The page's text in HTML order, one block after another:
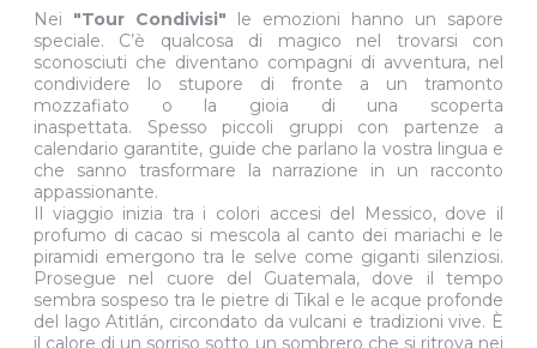
Nei "Tour Condivisi" le emozioni hanno un sapore
speciale. C’è qualcosa di magico nel trovarsi con
sconosciuti che diventano compagni di avventura, nel
condividere lo stupore di fronte a un tramonto
mozzafiato o la gioia di una scoperta
inaspettata. Spesso piccoli gruppi con partenze a
calendario garantite, guide che parlano la vostra lingua e
che sanno trasformare la narrazione in un racconto
appassionante.
Il viaggio inizia tra i colori accesi del Messico, dove il
profumo di cacao si mescola al canto dei mariachi e le
piramidi emergono tra le selve come giganti silenziosi.
Prosegue nel cuore del Guatemala, dove il tempo
sembra sospeso tra le pietre di Tikal e le acque profonde
del lago Atitlán, circondato da vulcani e tradizioni vive. È
il calore di un sorriso sotto un sombrero che si ritrova nei